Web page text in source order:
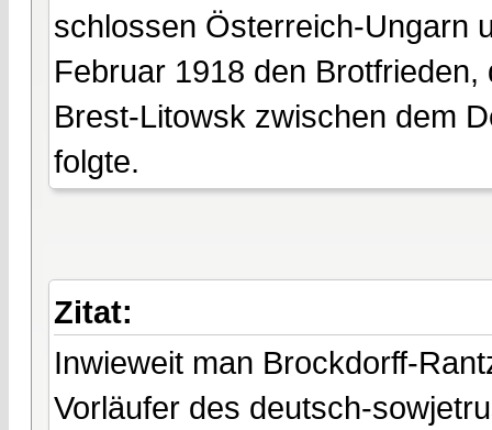
schlossen Österreich-Ungarn
Februar 1918 den
Brest-Litowsk zwischen dem
folgte.
Zitat:
Inwieweit man Brockdorff-
Vorläufer des deutsch-